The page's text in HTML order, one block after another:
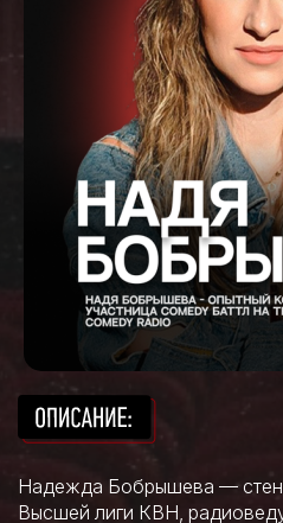
Надежда Бобрышева —
Высшей лиги КВН,